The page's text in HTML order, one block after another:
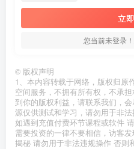
立
您当前未登录
© 版权声明
1、本内容转载于网络，版权归原
空间服务，不拥有所有权，不承
到你的版权利益，请联系我们，
源仅供测试和学习，请勿用于非法
如遇到充值付费环节课程或软件
需要投资的一律不要相信，访客
揭秘 请勿用于非法违规操作 否则